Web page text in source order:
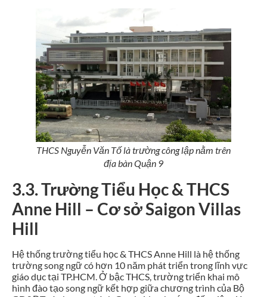
THCS Nguyễn Văn Tố là trường công lập nằm trên
địa bàn Quận 9
3.3. Trường Tiểu Học & THCS
Anne Hill – Cơ sở Saigon Villas
Hill
Hệ thống trường tiểu học & THCS Anne Hill là hệ thống
trường song ngữ có hơn 10 năm phát triển trong lĩnh vực
giáo dục tại TP.HCM. Ở bậc THCS, trường triển khai mô
hình đào tạo song ngữ kết hợp giữa chương trình của Bộ